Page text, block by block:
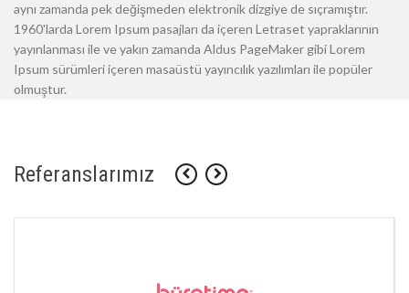
aynı zamanda pek değişmeden elektronik dizgiye de sıçramıştır.
1960'larda Lorem Ipsum pasajları da içeren Letraset yapraklarının
yayınlanması ile ve yakın zamanda Aldus PageMaker gibi Lorem
Ipsum sürümleri içeren masaüstü yayıncılık yazılımları ile popüler
olmuştur.
Referanslarımız